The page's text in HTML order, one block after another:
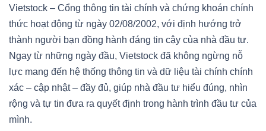
Vietstock – Cổng thông tin tài chính và chứng khoán chính
thức hoạt động từ ngày 02/08/2002, với định hướng trở
thành người bạn đồng hành đáng tin cậy của nhà đầu tư.
Ngay từ những ngày đầu, Vietstock đã không ngừng nỗ
lực mang đến hệ thống thông tin và dữ liệu tài chính chính
xác – cập nhật – đầy đủ, giúp nhà đầu tư hiểu đúng, nhìn
rộng và tự tin đưa ra quyết định trong hành trình đầu tư của
mình.